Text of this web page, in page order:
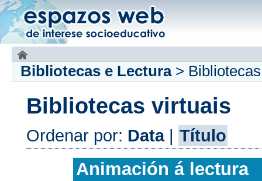
Bibliotecas e Lectura>
Bibliotecas virtuais
Ordenar por: Data| Título
Animación á lectura